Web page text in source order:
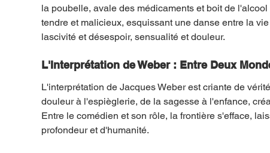
la poubelle, avale des médicaments et boit de
tendre et malicieux, esquissant une danse entre la
lascivité et désespoir, sensualité et douleur.
L'Interprétation de Weber : Entre Deux
L'interprétation de Jacques Weber est criante de
douleur à l'espièglerie, de la sagesse à l'enfance,
Entre le comédien et son rôle, la frontière s'efface,
profondeur et d'humanité.